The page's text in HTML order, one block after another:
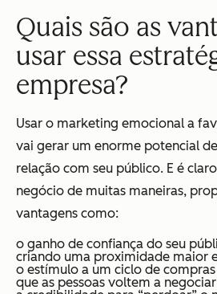
Quais são as
usar essa
empresa?
Usar o marketing emocional a
vai gerar um enorme potencial
relação com seu público. E é
negócio de muitas maneiras,
vantagens como:
o ganho de confiança do seu
criando uma proximidade maior
o estímulo a um ciclo de
que as pessoas voltem a